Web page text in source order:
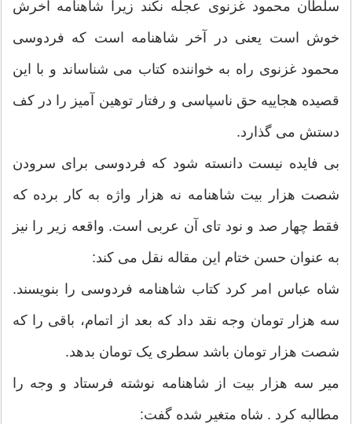
سلطان محمود غزنوی عجله نکند زیرا شاهنامه آخرش
خوش است یعنی در آخر شاهنامه است که فردوسی
محمود غزنوی راه به خواننده کتاب می شناساند و با این
قصیده هجاییه حق ناسپاسی و رفتار توهین آمیز را در کف
دستش می گذارد.
بی فایده نیست دانسته شود که فردوسی برای سرودن
شصت هزار بیت شاهنامه نه هزار واژه به کار برده که
فقط چهار صد و نود تای آن عربی است. واقعه زیر را نیز
به عنوان حسن ختام این مقاله نقل می کند:
شاه عباس امر کرد کتاب شاهنامه فردوسی را بنویسند.
سه هزار تومان وجه نقد داد که بعد از اتمام، باقی را که
شصت هزار تومان باشد سطری یک تومان بدهد.
میر سه هزار بیت از شاهنامه نوشته فرستاد و وجه را
مطالبه کرد . شاه متغیر شده گفت: